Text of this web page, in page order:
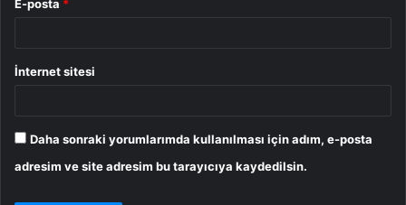
E-posta *
İnternet sitesi
Daha sonraki yorumlarımda kullanılması için adım, e-posta
adresim ve site adresim bu tarayıcıya kaydedilsin.